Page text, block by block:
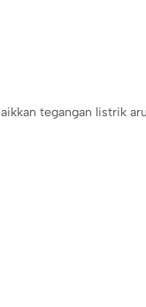
tegangan listrik